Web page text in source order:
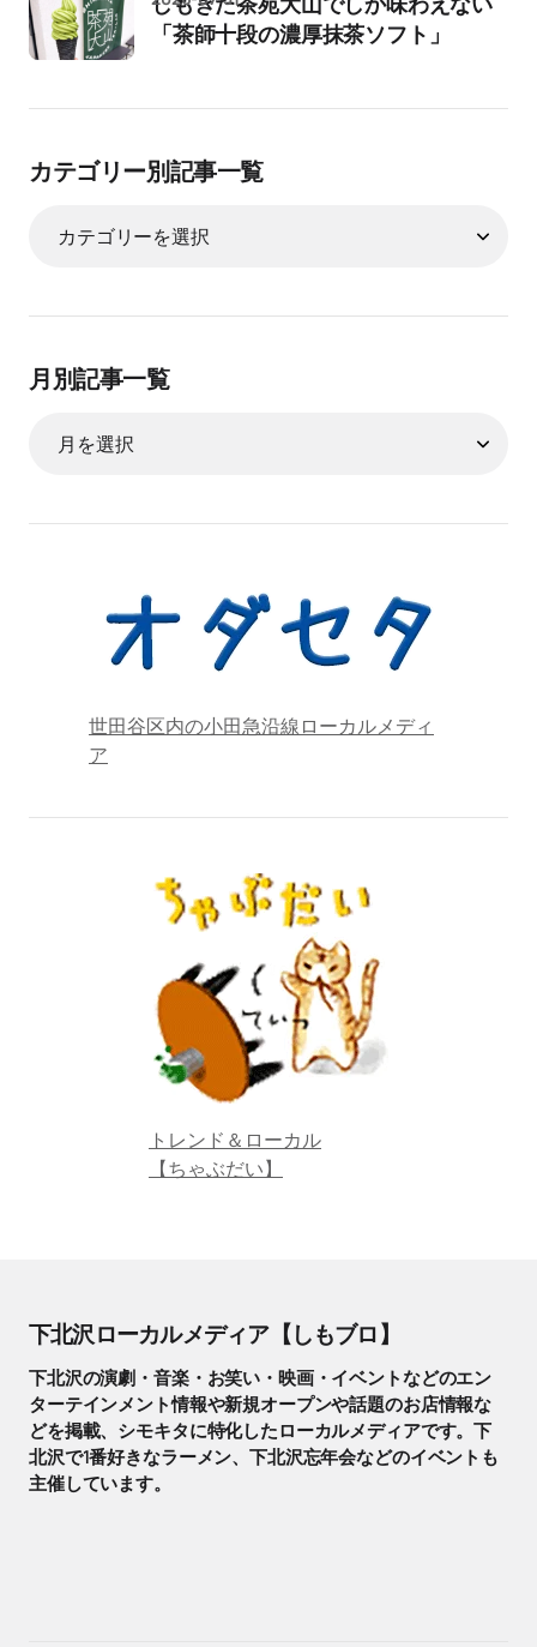
「茶師十段の濃厚抹茶ソフト」
カテゴリー別記事一覧
月別記事一覧
世田谷区内の小田急沿線ローカルメディ
ア
トレンド＆ローカル
【ちゃぶだい】
下北沢ローカルメディア【しもブロ】
下北沢の演劇・音楽・お笑い・映画・イベントなどのエン
ターテインメント情報や新規オープンや話題のお店情報な
どを掲載、シモキタに特化したローカルメディアです。下
北沢で1番好きなラーメン、下北沢忘年会などのイベントも
主催しています。